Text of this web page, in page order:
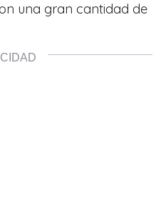
una gran cantidad de